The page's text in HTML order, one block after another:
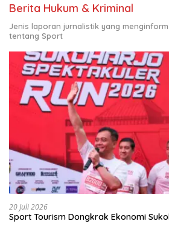
Berita Hukum & Kriminal
Jenis laporan jurnalistik yang
tentang Sport
20 Juli 2026
Sport Tourism Dongkrak Ekonomi